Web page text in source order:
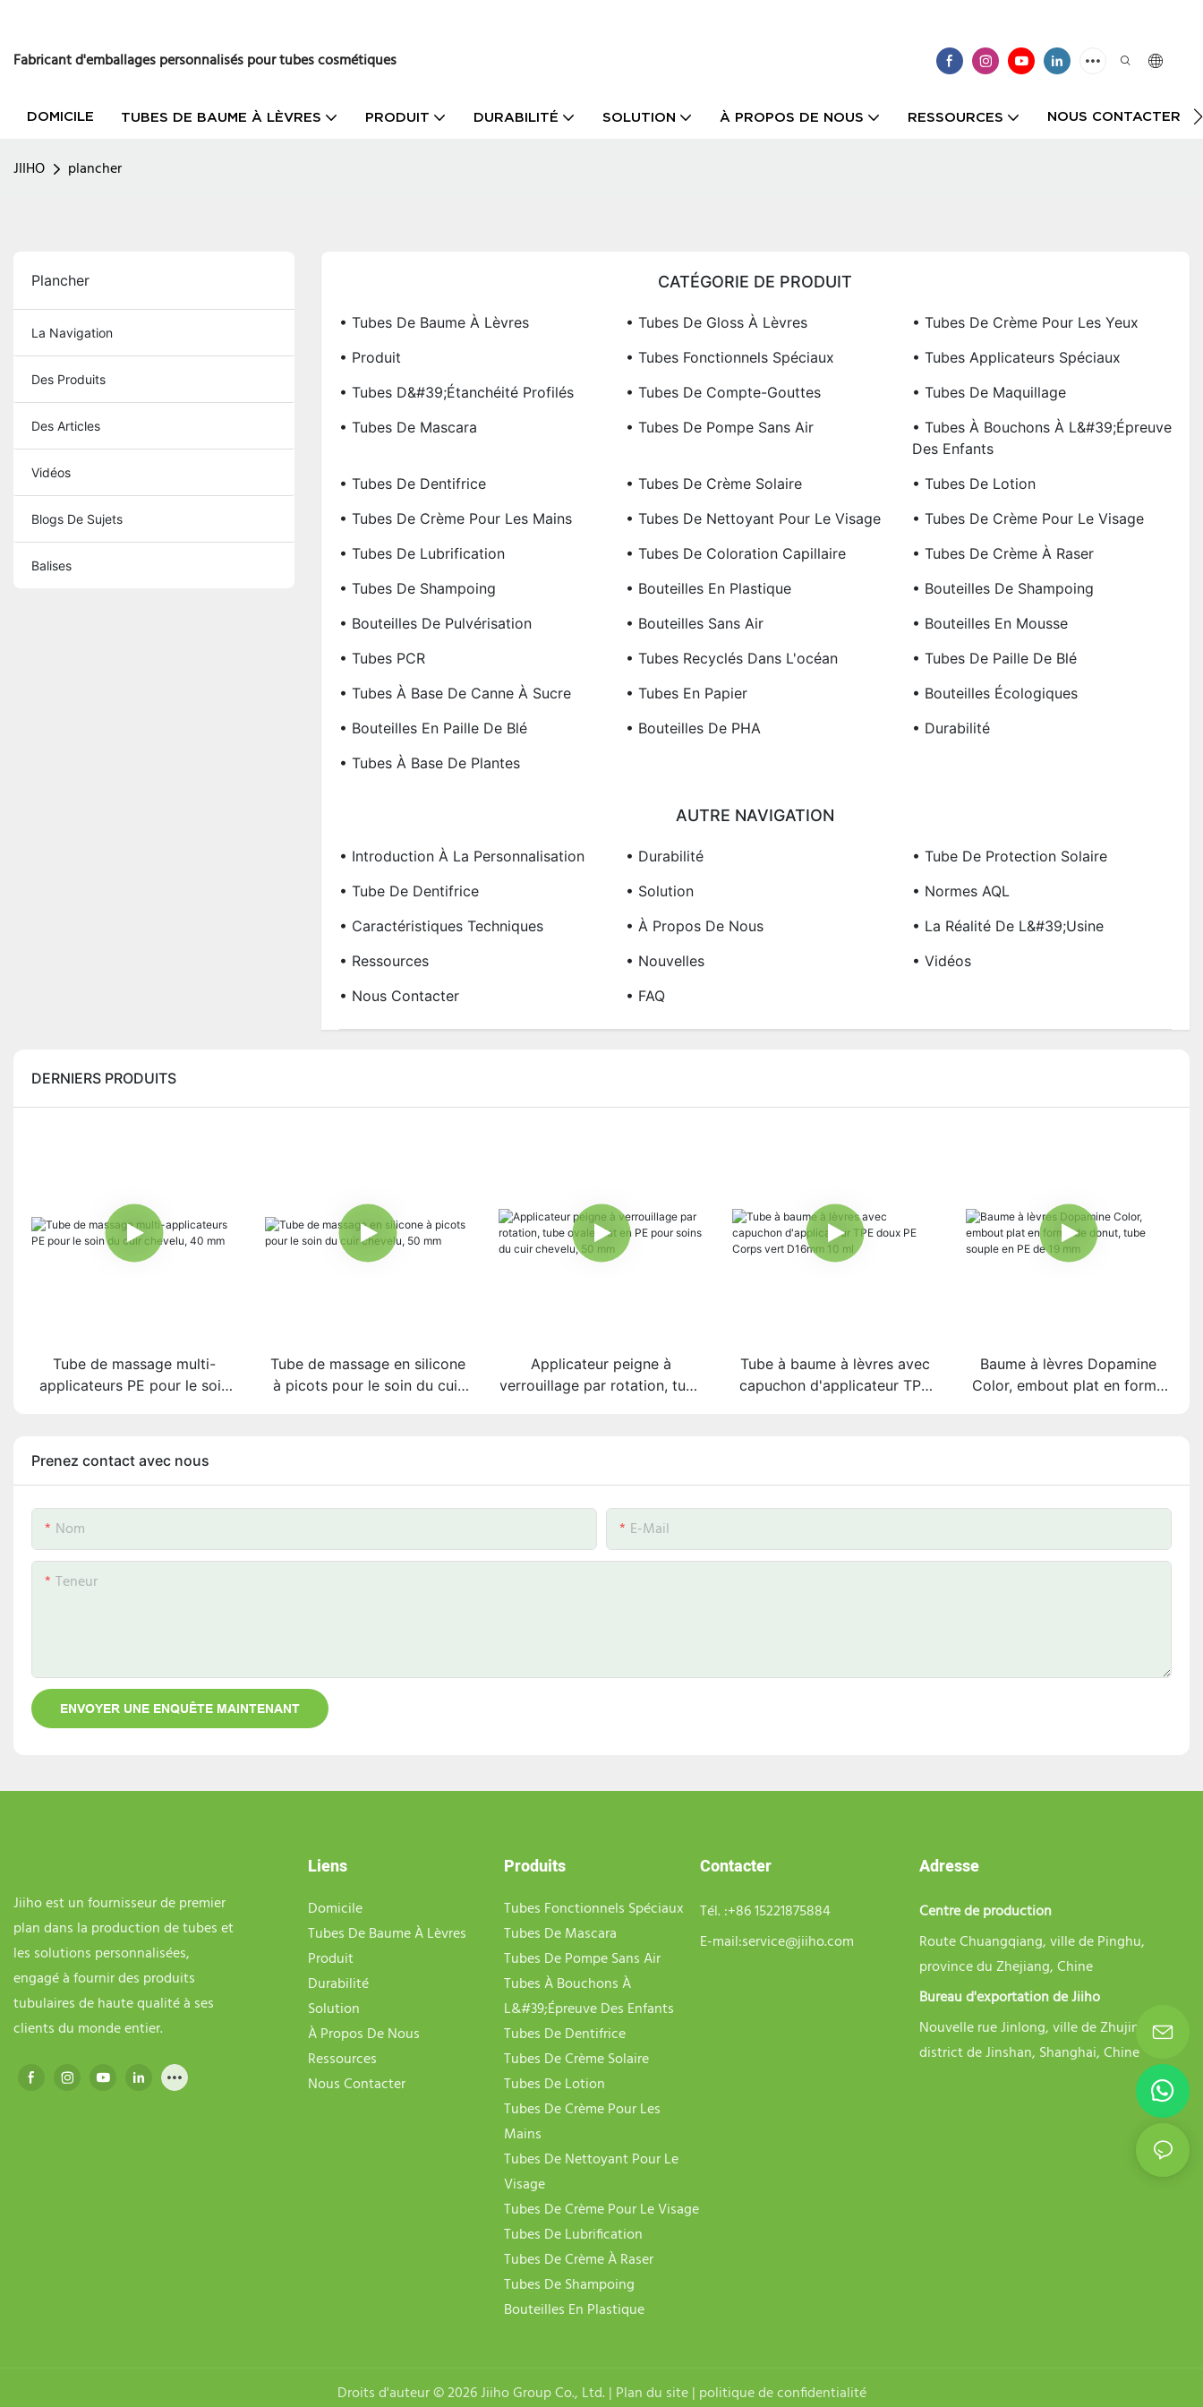
Fabricant d'emballages personnalisés pour tubes cosmétiques
DOMICILE TUBES DE BAUME À LÈVRES PRODUIT DURABILITÉ SOLUTION À PROPOS DE NOUS RESSOURCES NOUS CONTACTER
JIIHO plancher
Plancher
La Navigation
Des Produits
Des Articles
Vidéos
Blogs De Sujets
Balises
CATÉGORIE DE PRODUIT
• Tubes De Baume À Lèvres • Tubes De Gloss À Lèvres
• Tubes De Crème Pour Les Yeux
• Produit
• Tubes Fonctionnels Spéciaux
• Tubes Applicateurs Spéciaux
• Tubes D&#39;étanchéité Profilés
• Tubes De Compte-Gouttes
• Tubes De Maquillage
• Tubes De Mascara
• Tubes De Pompe Sans Air
• Tubes À Bouchons À L&#39;épreuve
Des Enfants
• Tubes De Dentifrice
• Tubes De Crème Solaire
• Tubes De Lotion
• Tubes De Crème Pour Les Mains
• Tubes De Nettoyant Pour Le Visage
• Tubes De Crème Pour Le Visage
• Tubes De Lubrification
• Tubes De Coloration Capillaire
• Tubes De Crème À Raser
• Tubes De Shampoing
• Bouteilles En Plastique
• Bouteilles De Shampoing
• Bouteilles De Pulvérisation
• Bouteilles Sans Air
• Bouteilles En Mousse
• Tubes PCR
• Tubes Recyclés Dans L'océan
• Tubes De Paille De Blé
• Tubes À Base De Canne À Sucre
• Tubes En Papier
• Bouteilles Écologiques
• Bouteilles En Paille De Blé
• Bouteilles De PHA
• Durabilité
• Tubes À Base De Plantes
AUTRE NAVIGATION
• Introduction À La Personnalisation • Durabilité
• Tube De Protection Solaire
• Tube De Dentifrice
• Solution
• Normes AQL
• Caractéristiques Techniques
• À Propos De Nous
• La Réalité De L&#39;usine
• Ressources
• Nouvelles
• Vidéos
• Nous Contacter
• FAQ
DERNIERS PRODUITS
Tube de massage multi-
applicateurs PE pour le soin
Tube de massage en silicone
à picots pour le soin du cuir
Applicateur peigne à
verrouillage par rotation, tube
Tube à baume à lèvres avec
capuchon d'applicateur TPE
Baume à lèvres Dopamine
Color, embout plat en forme
Prenez contact avec nous
Nom E-Mail
Teneur
ENVOYER UNE ENQUÊTE MAINTENANT
Jiiho est un fournisseur de premier
plan dans la production de tubes et
les solutions personnalisées,
engagé à fournir des produits
tubulaires de haute qualité à ses
clients du monde entier.
Liens
Domicile
Tubes De Baume À Lèvres
Produit
Durabilité
Solution
À Propos De Nous
Ressources
Nous Contacter
Produits
Tubes Fonctionnels Spéciaux
Tubes De Mascara
Tubes De Pompe Sans Air
Tubes À Bouchons À
L&#39;épreuve Des Enfants
Tubes De Dentifrice
Tubes De Crème Solaire
Tubes De Lotion
Tubes De Crème Pour Les
Mains
Tubes De Nettoyant Pour Le
Visage
Tubes De Crème Pour Le Visage
Tubes De Lubrification
Tubes De Crème À Raser
Tubes De Shampoing
Bouteilles En Plastique
Contacter
Tél. :+86 15221875884
E-mail:service@jiiho.com
Adresse
Centre de production
Route Chuangqiang, ville de Pinghu,
province du Zhejiang, Chine
Bureau d'exportation de Jiiho
Nouvelle rue Jinlong, ville de Zhujing,
district de Jinshan, Shanghai, Chine
Droits d'auteur © 2026 Jiiho Group Co., Ltd. | Plan du site | politique de confidentialité